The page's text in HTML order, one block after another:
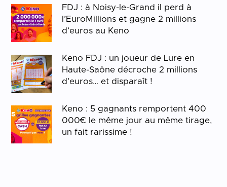
FDJ : à Noisy-le-Grand il perd à
l’EuroMillions et gagne 2 millions
d’euros au Keno
Keno FDJ : un joueur de Lure en
Haute-Saône décroche 2 millions
d’euros… et disparaît !
Keno : 5 gagnants remportent 400
000€ le même jour au même tirage,
un fait rarissime !